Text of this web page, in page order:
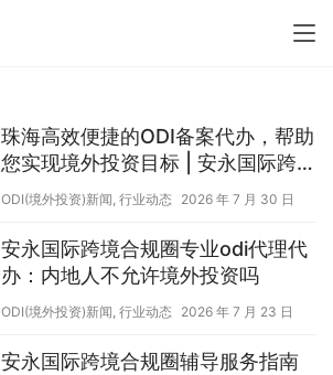
珠海高效便捷的ODI备案代办，帮助
您实现境外投资目标 | 安永国际跨境
合规圈
ODI(境外投资)新闻, 行业动态 2026 年 7 月 30 日
安永国际跨境合规圈专业odi代理代
办：内地人不允许境外投资吗
ODI(境外投资)新闻, 行业动态 2026 年 7 月 23 日
安永国际跨境合规圈辅导服务指南